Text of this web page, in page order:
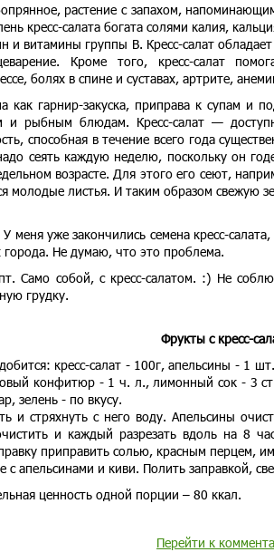
растение с запахом,
кресс-салата богата солями калия,
и витамины группы В. Кресс-салат
Кроме того, кресс-салат
болях в спине и суставах, артрите,
как гарнир-закуска, приправа к супам и
и рыбным блюдам. Кресс-салат —
способная в течение всего года
надо сеять каждую неделю, поскольку он
возрасте. Для этого его сеют,
молодые листья. И таким образом свежую
меня уже закончились семена кресс-
города. Не думаю, что это проблема.
Само собой, с кресс-салатом. :) Не
грудку.
Фрукты с кресс-
кресс-салат - 100г, апельсины - 1
конфитюр - 1 ч. л., лимонный сок - 3
зелень - по вкусу.
и стряхнуть с него воду. Апельсины
и каждый разрезать вдоль на 8
приправить солью, красным перцем,
с апельсинами и киви. Полить заправкой,
ценность одной порции – 80 ккал.
Перейти к